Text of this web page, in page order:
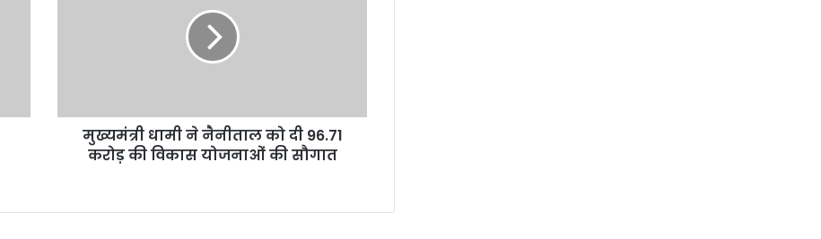
की
विकास
योजनाओं
मुख्यमंत्री धामी ने नैनीताल को दी 96.71
करोड़ की विकास योजनाओं की सौगात